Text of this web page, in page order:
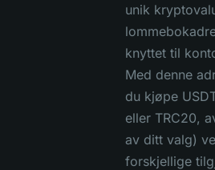
unik
knyttet til
Med denne
du kjøpe
eller TRC20,
av ditt valg)
forskjellige